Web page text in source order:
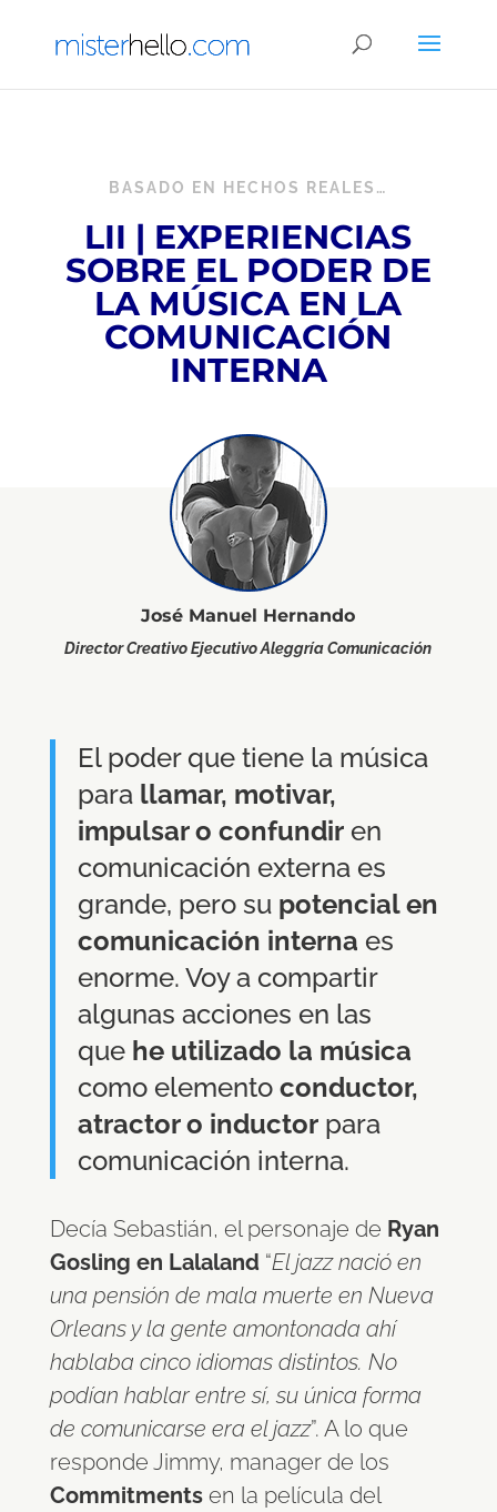
BASADO EN HECHOS REALES…
LII | EXPERIENCIAS
SOBRE EL PODER DE
LA MÚSICA EN LA
COMUNICACIÓN
INTERNA
José Manuel Hernando
Director Creativo Ejecutivo Aleggría Comunicación
El poder que tiene la música
para llamar, motivar,
impulsar o confundiren
comunicación externa es
grande, pero su potencial en
comunicación interna es
enorme. Voy a compartir
algunas acciones en las
quehe utilizado la música
como elemento conductor,
atractor o inductorpara
comunicación interna.
Decía Sebastián, el personaje de Ryan
Gosling en Lalaland “El jazz nació en
una pensión de mala muerte en Nueva
Orleans y la gente amontonada ahí
hablaba cinco idiomas distintos. No
podían hablar entre sí, su única forma
de comunicarse era el jazz”. A lo que
responde Jimmy, manager de los
Commitmentsen la película del